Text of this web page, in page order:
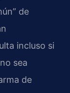
de
incluso si
sea
de